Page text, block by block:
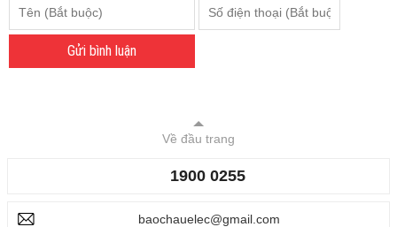
Gửi bình luận
Về đầu trang
1900 0255
baochauelec@gmail.com